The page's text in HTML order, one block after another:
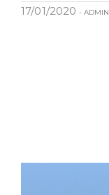
17/01/2020 - ADMIN